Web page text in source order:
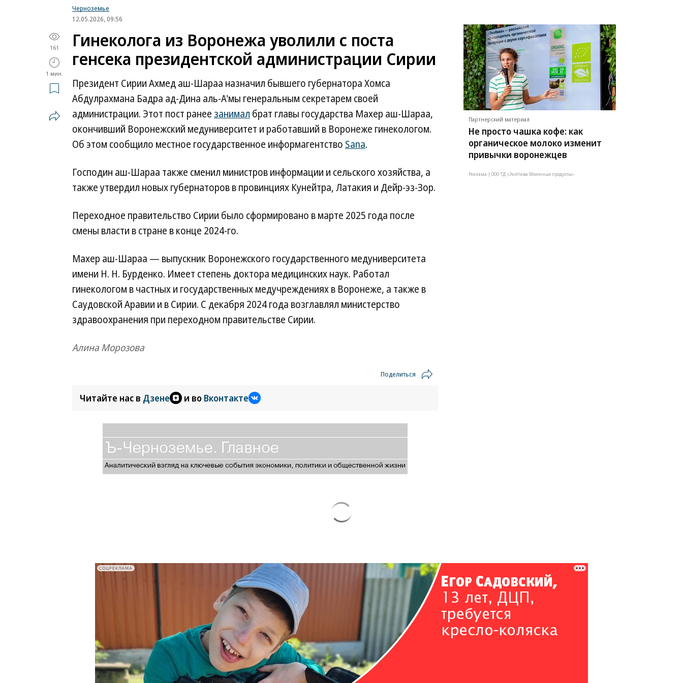
Черноземье
12.05.2026, 09:56
161
1 мин.
Гинеколога из Воронежа уволили с поста
генсека президентской администрации Сирии
Президент Сирии Ахмед аш-Шараа назначил бывшего губернатора Хомса
Абдулрахмана Бадра ад-Дина аль-А'мы генеральным секретарем своей
администрации. Этот пост ранее занимал брат главы государства Махер аш-Шараа,
окончивший Воронежский медуниверситет и работавший в Воронеже гинекологом.
Об этом сообщило местное государственное информагентство Sana.
Господин аш-Шараа также сменил министров информации и сельского хозяйства, а
также утвердил новых губернаторов в провинциях Кунейтра, Латакия и Дейр-эз-Зор.
Переходное правительство Сирии было сформировано в марте 2025 года после
смены власти в стране в конце 2024-го.
Махер аш-Шараа — выпускник Воронежского государственного медуниверситета
имени Н. Н. Бурденко. Имеет степень доктора медицинских наук. Работал
гинекологом в частных и государственных медучреждениях в Воронеже, а также в
Саудовской Аравии и в Сирии. С декабря 2024 года возглавлял министерство
здравоохранения при переходном правительстве Сирии.
Алина Морозова
Поделиться
Читайте нас в Дзене и во Вконтакте
Партнерский материал
Не просто чашка кофе: как
органическое молоко изменит
привычки воронежцев
Реклама | ООО ТД «ЭкоНива Молочные продукты»
СОЦРЕКЛАМА